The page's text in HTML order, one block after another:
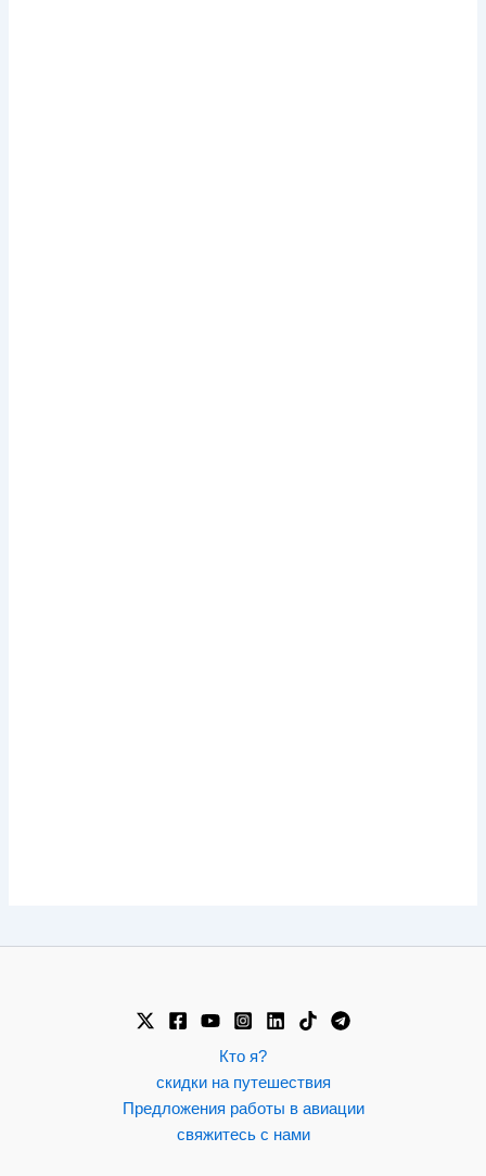
Кто я?
скидки на путешествия
Предложения работы в авиации
свяжитесь с нами